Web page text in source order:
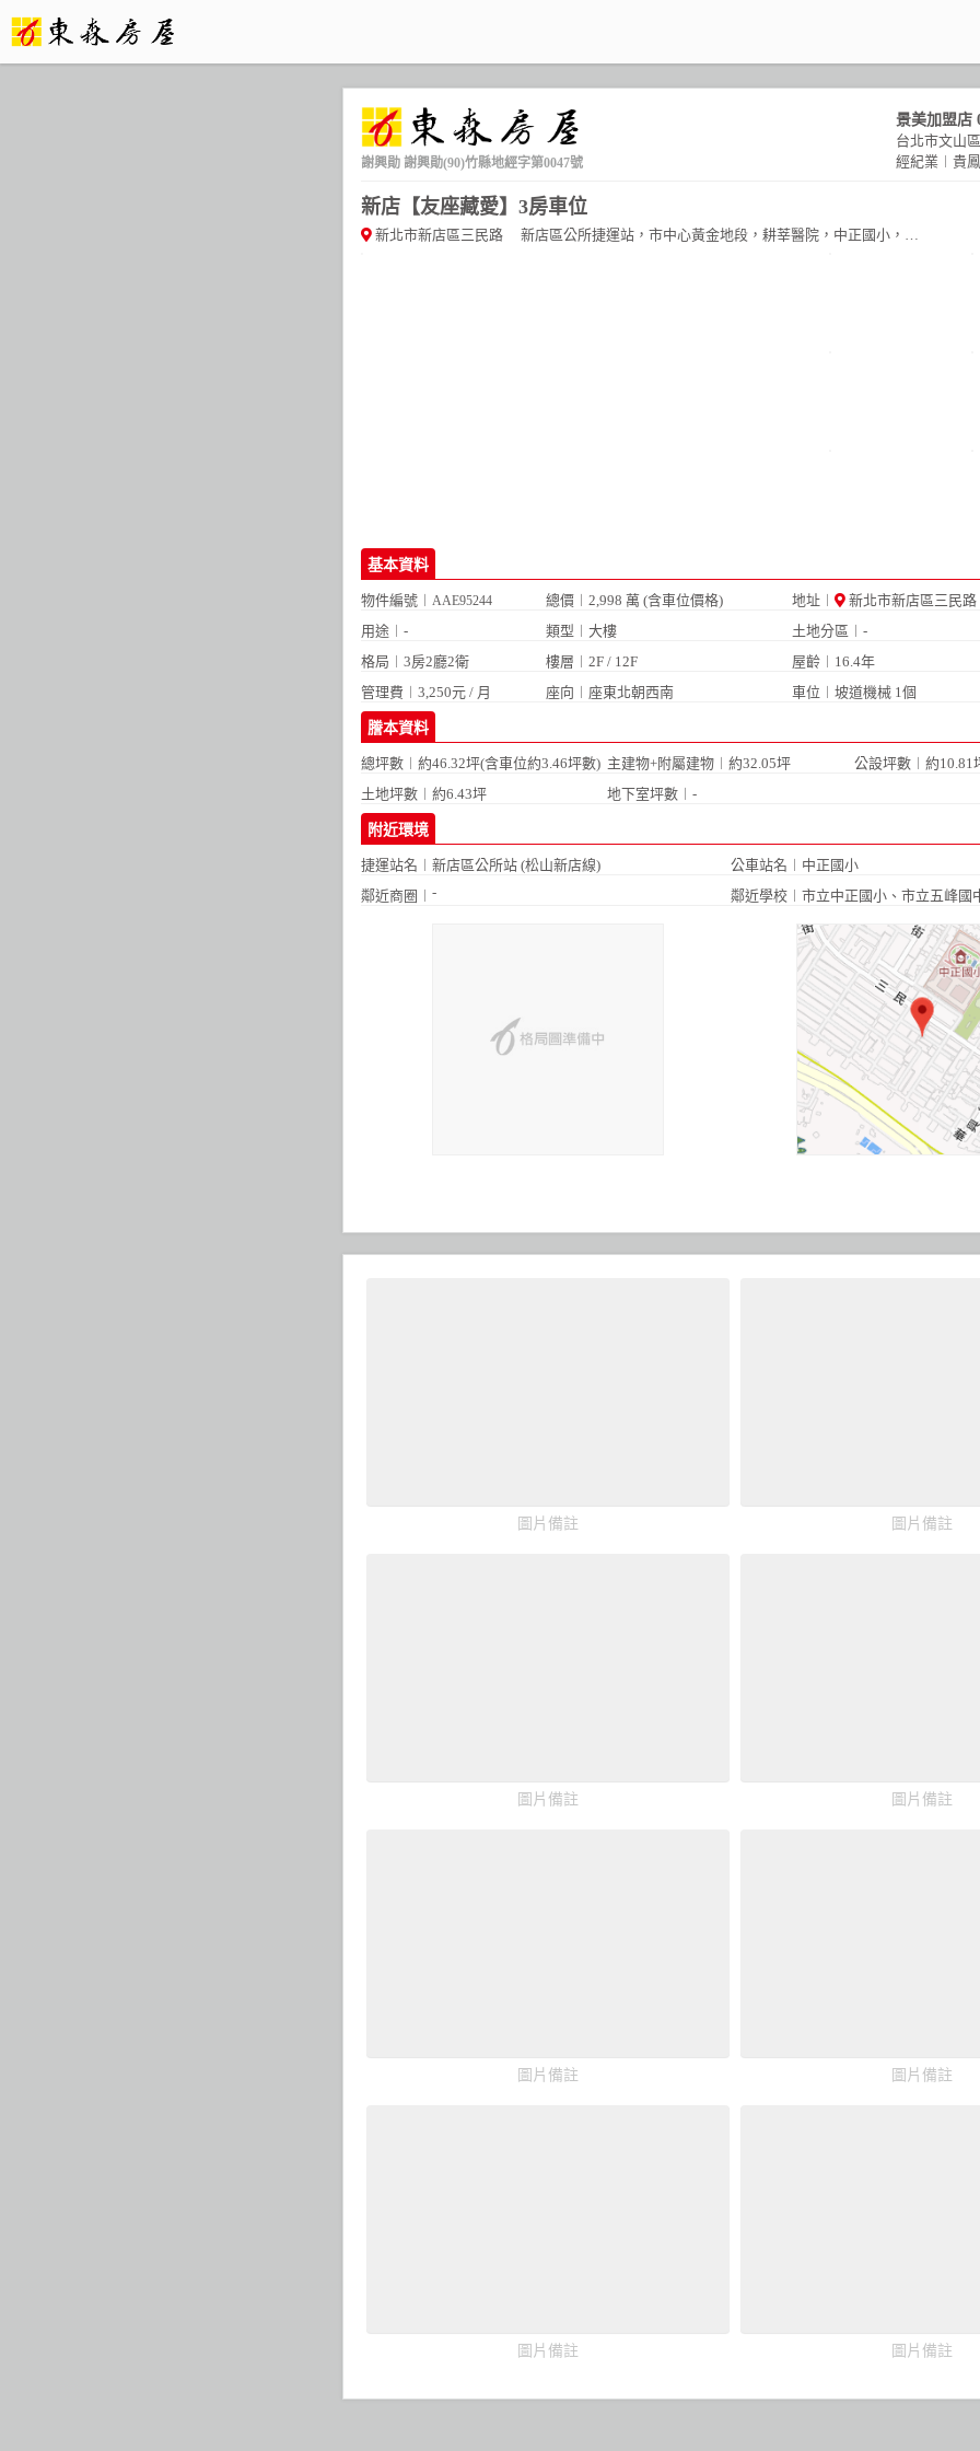
謝興勛 謝興勛(90)竹縣地經字第0047號
景美加盟店
台北市文山
經紀業︱貴
新店【友座藏愛】3房車位
新北市新店區三民路 新店區公所捷運站，市中心黃金地段，耕莘醫院，中正國小，三民..
基本資料
物件編號︱ AAE95244 總價︱2,998 萬 (含車位價格) 地址︱
新北市新店區三民路
用途︱-
類型︱大樓
土地分區︱-
格局︱ 3房2廳2衛 樓層︱2F / 12F
屋齡︱16.4年
管理費︱3,250元 / 月
座向︱座東北朝西南 車位︱坡道機械 1個
謄本資料
總坪數︱約46.32坪(含車位約3.46坪數) 主建物+附屬建物︱約32.05坪
公設坪數︱約10.81
土地坪數︱約6.43坪
地下室坪數︱-
附近環境
捷運站名︱ 新店區公所站 (松山新店線) 公車站名︱ 中正國小
鄰近商圈︱ - 鄰近學校︱ 市立中正國小、 市立五峰國